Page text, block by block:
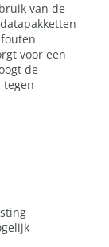
van de
voor een
de
tegen